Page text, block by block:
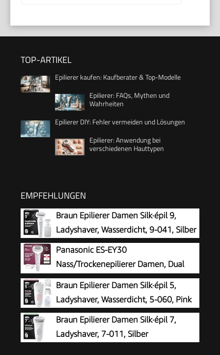
TOP-ARTIKEL
Epilierer kaufen: Kaufberater & Top-Modelle
Epilierer: FAQs, Mythen und
Wahrheiten
Epilierer DIY: Fehler vermeiden und Lösungen
Epilierer: Anwendung bei
verschiedenen Hauttypen
EMPFEHLUNGEN
Braun Epilierer Damen Silk·épil 9,
Ladyshaver, Wasserdicht, 9-041, Silber
Panasonic ES-EY30
Nass/Trockenepilierer Damen, Dual
Disc mit 60 Pinzetten, 90°
schwenkbarer Kopf, 3 Geschwindigkeiten & LED-
Licht, 30 Min. Betrieb, kabellos, Haarentferner.
Braun Epilierer Damen Silk·épil 5,
Ladyshaver, Wasserdicht, 5-060, Pink
Braun Epilierer Damen Silk·épil 7,
Ladyshaver, 7-011, Silber